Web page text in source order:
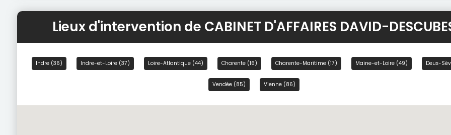
Lieux d'intervention de CABINET D'AFFAIRES DAVID-
Indre (36) Indre-et-Loire (37) Loire-Atlantique (44) Charente (16) Charente-Maritime (17) Maine-et-Loire (49) Deux-
Vendée (85) Vienne (86)